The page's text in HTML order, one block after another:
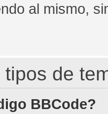
al mismo,
tipos de
BBCode?